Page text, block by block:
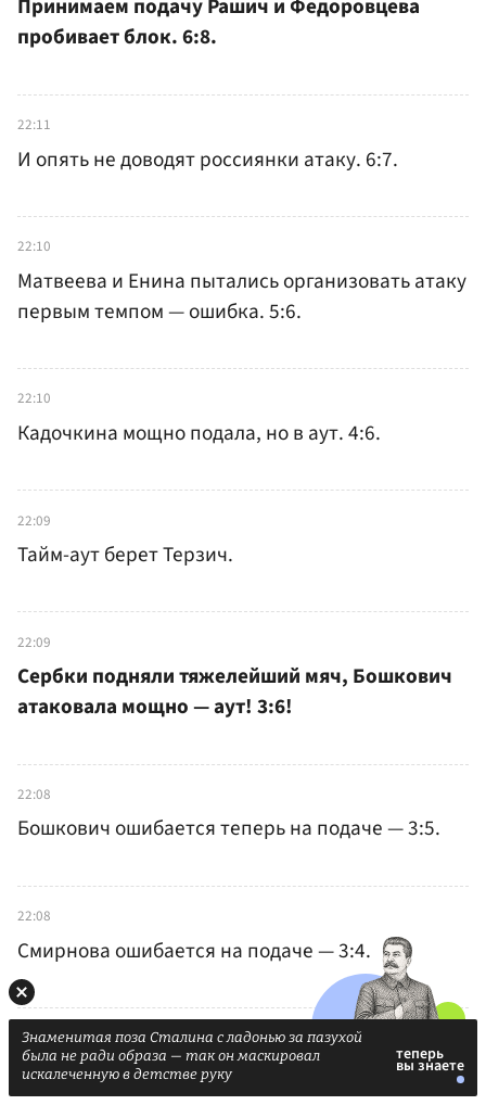
Принимаем подачу Рашич и Федоровцева
пробивает блок. 6:8.
22:11
И опять не доводят россиянки атаку. 6:7.
22:10
Матвеева и Енина пытались организовать атаку
первым темпом — ошибка. 5:6.
22:10
Кадочкина мощно подала, но в аут. 4:6.
22:09
Тайм-аут берет Терзич.
22:09
Сербки подняли тяжелейший мяч, Бошкович
атаковала мощно — аут! 3:6!
22:08
Бошкович ошибается теперь на подаче — 3:5.
22:08
Смирнова ошибается на подаче — 3:4.
22:07
Попович и Кадочкина завершают атаки — 2:4.
Знаменитая поза Сталина с ладонью за пазухой
была не ради образа — так он маскировал
искалеченную в детстве руку